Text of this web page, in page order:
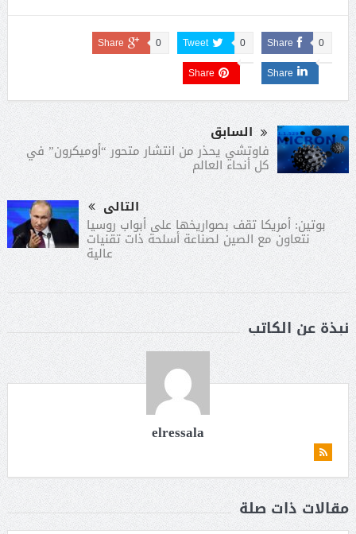
Share 0
Tweet 0
Share 0
Share
Share
السابق
فاوتشي يحذر من انتشار متحور “أوميكرون” في
كل أنحاء العالم
التالى
بوتين: أمريكا تقف بصواريخها على أبواب روسيا
نتعاون مع الصين لصناعة أسلحة ذات تقنيات
عالية
نبذة عن الكاتب
elressala
مقالات ذات صلة